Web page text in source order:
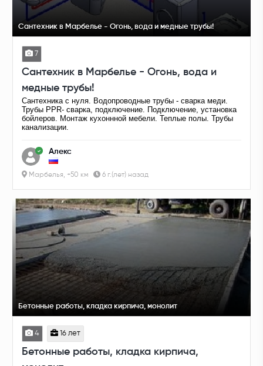
Сантехник в Марбелье - Огонь, вода и медные трубы!
7
Сантехник в Марбелье - Огонь, вода и
медные трубы!
Сантехника с нуля. Водопроводные трубы - сварка меди.
Трубы PPR- сварка, подключение. Подключение, установка
бойлеров. Монтаж кухоннной мебели. Теплые полы. Трубы
канализации.
Алекс
Марбелья, +50 км 6 г.(лет) назад
Бетонные работы, кладка кирпича, монолит
4 16 лет
Бетонные работы, кладка кирпича,